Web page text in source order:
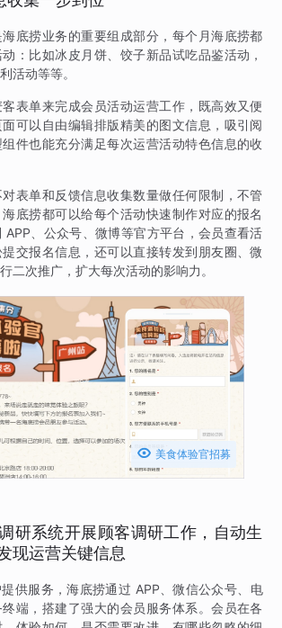
底捞业务的重要组成部分，每个月海底捞都
：比如冰皮月饼、饺子新品试吃品鉴活动，
活动等等。
表单来完成会员活动运营工作，既高效又便
可以自由编辑排版精美的图文信息，吸引阅
件也能充分满足每次运营活动特色信息的收
表单和反馈信息收集数量做任何限制，不管
底捞都可以给每个活动快速制作对应的报名
APP、公众号、微博等官方平台，会员查看活
交报名信息，还可以直接转发到朋友圈、微
二次推广，扩大每次活动的影响力。
 美食体验官招募
研系统开展顾客调研工作，自动生
现运营关键信息
供服务，海底捞通过 APP、微信公众号、电
端，搭建了强大的会员服务体系。会员在各